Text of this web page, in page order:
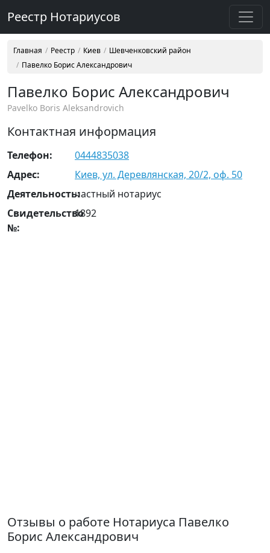
Реестр Нотариусов
Главная Реестр Киев
Шевченковский район
Павелко Борис Александрович
Павелко Борис Александрович
Pavelko Boris Aleksandrovich
Контактная информация
Телефон:
0444835038
Адрес:
Киев, ул. Деревлянская, 20/2, оф. 50
Деятельность:частный нотариус
Свидетельство
№:
1892
Отзывы о работе Нотариуса Павелко
Борис Александрович